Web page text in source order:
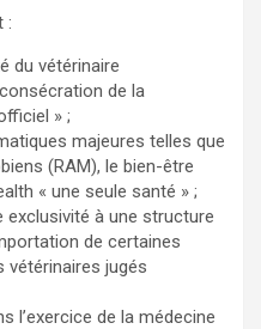
:
du vétérinaire
de la
» ;
majeures telles que
(RAM), le bien-être
« une seule santé » ;
exclusivité à une structure
de certaines
vétérinaires jugés
l’exercice de la médecine